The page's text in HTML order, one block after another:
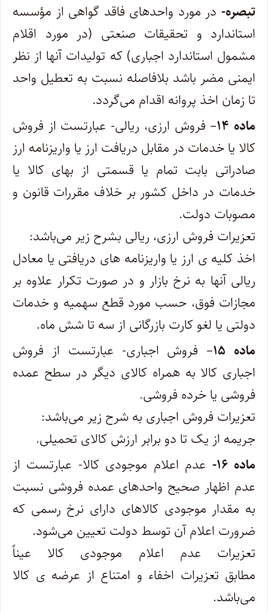
تبصره- در مورد واحدهای فاقد گواهی از مؤسسه
استاندارد و تحقیقات صنعتی (در مورد اقلام
مشمول استاندارد اجباری) که تولیدات آنها از نظر
‌ایمنی مضر باشد بلافاصله نسبت به تعطیل واحد
تا زمان اخذ پروانه اقدام می‌گردد.
ماده ۱۴
– فروش ارزی، ریالی- عبارتست از فروش
کالا یا خدمات در مقابل دریافت ارز یا واریزنامه ارز
صادراتی بابت تمام یا قسمتی از بهای کالا‌ یا
خدمات در داخل کشور بر خلاف مقررات قانون و
مصوبات دولت.
تعزیرات فروش ارزی، ریالی بشرح زیر می‌باشد:
اخذ کلیه ی ارز یا واریزنامه ‌های دریافتی یا معادل
ریالی آنها به نرخ بازار و در صورت تکرار علاوه بر
مجازات فوق، حسب مورد قطع سهمیه و خدمات
دولتی یا لغو کارت بازرگانی از سه تا شش ماه.
ماده ۱۵
– فروش اجباری- عبارتست از فروش
اجباری کالا به همراه کالای دیگر در سطح عمده
فروشی یا خرده فروشی.
تعزیرات فروش اجباری به شرح زیر می‌باشد:
جریمه از یک تا دو برابر ارزش کالای تحمیلی.
ماده ۱۶-
عدم اعلام موجودی کالا- عبارتست از
عدم اظهار صحیح واحدهای عمده‌ فروشی نسبت
به مقدار موجودی کالاهای دارای نرخ رسمی‌ که
ضرورت اعلام آن توسط دولت تعیین می‌شود.
تعزیرات عدم اعلام موجودی کالا عیناً
مطابق تعزیرات اخفاء و امتناع از عرضه ی کالا
می‌باشد.